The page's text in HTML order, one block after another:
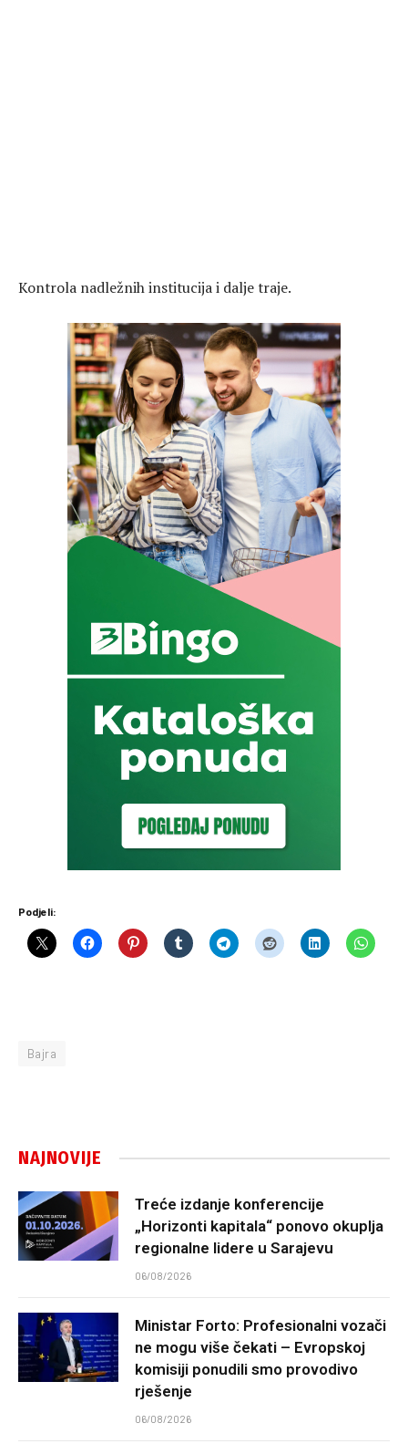
Kontrola nadležnih institucija i dalje traje.
Podjeli:
Bajra
NAJNOVIJE
Treće izdanje konferencije
„Horizonti kapitala“ ponovo okuplja
regionalne lidere u Sarajevu
06/08/2026
Ministar Forto: Profesionalni vozači
ne mogu više čekati – Evropskoj
komisiji ponudili smo provodivo
rješenje
06/08/2026